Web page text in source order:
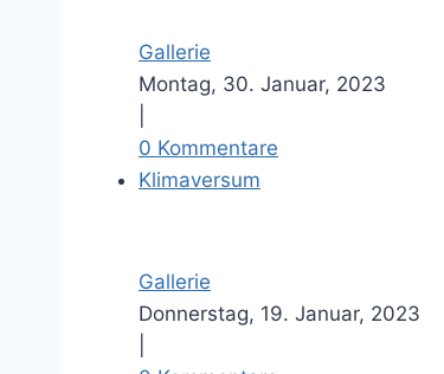
Gallerie
Montag, 30. Januar, 2023
0 Kommentare
Klimaversum
Gallerie
Donnerstag, 19. Januar, 2023